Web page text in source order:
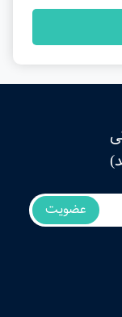
عضویت